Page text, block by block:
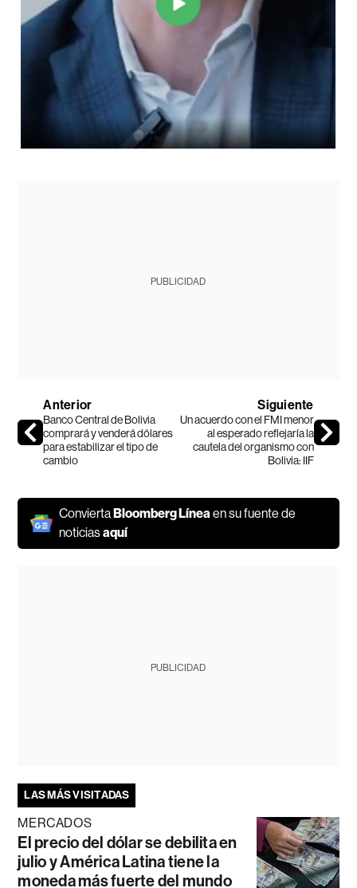
PUBLICIDAD
Anterior
Banco Central de Bolivia
comprará y venderá dólares
para estabilizar el tipo de
cambio
Siguiente
Un acuerdo con el FMI menor
al esperado reflejaría la
cautela del organismo con
Bolivia: IIF
ConviertaBloomberg Líneaen su fuente de
noticiasaquí
PUBLICIDAD
LAS MÁS VISITADAS
MERCADOS
El precio del dólar se debilita en
julio y América Latina tiene la
moneda más fuerte del mundo